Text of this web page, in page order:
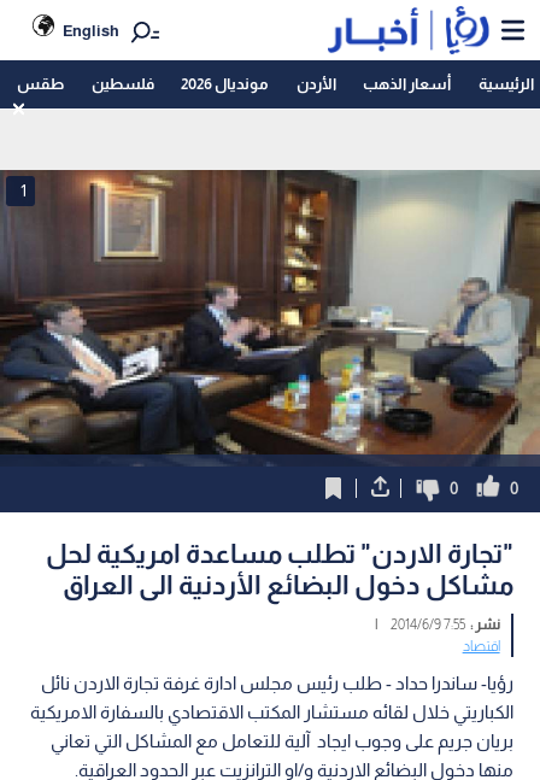
English
الرئيسية أسعار الذهب الأردن مونديال 2026 فلسطين طقس
1
0
0
"تجارة الاردن" تطلب مساعدة امريكية لحل
مشاكل دخول البضائع الأردنية الى العراق
نشر :7:55 2014/6/9
|
اقتصاد
رؤيا- ساندرا حداد - طلب رئيس مجلس ادارة غرفة تجارة الاردن نائل
الكباريتي خلال لقائه مستشار المكتب الاقتصادي بالسفارة الامريكية
بريان جريم على وجوب ايجاد آلية للتعامل مع المشاكل التي تعاني
منها دخول البضائع الاردنية و/او الترانزيت عبر الحدود العراقية.